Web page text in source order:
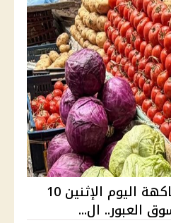
أسعار الخضروات والفاكهة اليوم الإثنين 10